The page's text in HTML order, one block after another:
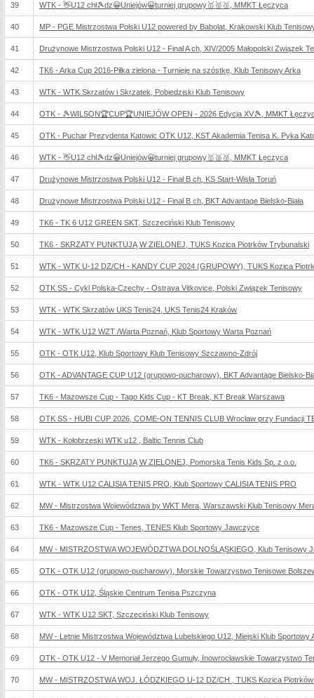
39 WTK - 👋U12 chł🎾dz😀Uniejów😀turniej grupowy🥇🥈🥉, MMKT Łęczyca
40 MP - PGE Mistrzostwa Polski U12 powered by Babolat, Krakowski Klub
41 Drużynowe Mistrzostwa Polski U12 - Finał A ch, XIV/2005 Małopolski Związek
42 TK6 - Arka Cup 2016-Piłka zielona - Turnieje na szóstkę, Klub Tenisowy Arka
43 WTK - WTK Skrzatów i Skrzatek, Pobiedziski Klub Tenisowy
44 OTK - 🎾WILSON🏆CUP🏆UNIEJÓW OPEN - 2026 Edycja XV🎾, MMKT
45 OTK - Puchar Prezydenta Katowic OTK U12, KST Akademia Tenisa K. Pyka
46 WTK - 👋U12 chł🎾dz😀Uniejów😀turniej grupowy🥇🥈🥉, MMKT Łęczyca
47 Drużynowe Mistrzostwa Polski U12 - Finał B ch, KS Start-Wisła Toruń
48 Drużynowe Mistrzostwa Polski U12 - Finał B ch, BKT Advantage Bielsko-Biała
49 TK6 - TK 6 U12 GREEN SKT, Szczeciński Klub Tenisowy
50 TK6 - SKRZATY PUNKTUJĄ W ZIELONEJ, TUKS Kozica Piotrków Trybunalski
51 WTK - WTK U-12 DZ/CH - KANDY CUP 2024 (GRUPOWY), TUKS Kozica
52 OTK SS - Cykl Polska-Czechy - Ostrava Vitkovice, Polski Związek Tenisowy
53 WTK - WTK Skrzatów UKS Tenis24, UKS Tenis24 Kraków
54 WTK - WTK U12 WZT /Warta Poznań, Klub Sportowy Warta Poznań
55 OTK - OTK U12, Klub Sportowy Klub Tenisowy Szczawno-Zdrój
56 OTK - ADVANTAGE CUP U12 (grupowo-pucharowy), BKT Advantage Bielsko-
57 TK6 - Mazowsze Cup - Tago Kids Cup - KT Break, KT Break Warszawa
58 OTK SS - HUBI CUP 2026, COME-ON TENNIS CLUB Wrocław przy Fundacji
59 WTK - Kołobrzeski WTK u12 , Baltic Tennis Club
60 TK6 - SKRZATY PUNKTUJĄ W ZIELONEJ, Pomorska Tenis Kids Sp. z o.o.
61 WTK - WTK U12 CALISIA TENIS PRO, Klub Sportowy CALISIA TENIS PRO
62 MW - Mistrzostwa Województwa by WKT Mera, Warszawski Klub Tenisowy
63 TK6 - Mazowsze Cup - Tenes, TENES Klub Sportowy Jawczyce
64 MW - MISTRZOSTWA WOJEWÓDZTWA DOLNOŚLĄSKIEGO, Klub Tenisowy
65 OTK - OTK U12 (grupowo-pucharowy), Morskie Towarzystwo Tenisowe
66 OTK - OTK U12, Śląskie Centrum Tenisa Pszczyna
67 WTK - WTK U12 SKT, Szczeciński Klub Tenisowy
68 MW - Letnie Mistrzostwa Województwa Lubelskiego U12, Miejski Klub Sportowy
69 OTK - OTK U12 - V Memoriał Jerzego Gumuły, Inowrocławskie Towarzystwo
70 MW - MISTRZOSTWA WOJ. ŁÓDZKIEGO U-12 DZ/CH , TUKS Kozica